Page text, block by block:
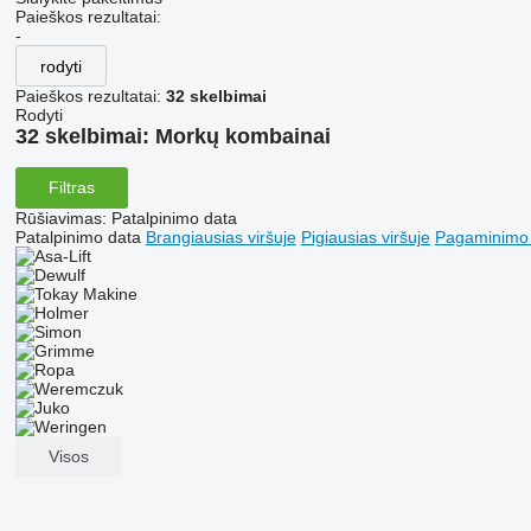
Paieškos rezultatai:
-
rodyti
Paieškos rezultatai: 32 skelbimai
Rodyti
32 skelbimai: Morkų kombainai
Filtras
Rūšiavimas: Patalpinimo data
Patalpinimo data Brangiausias viršuje Pigiausias viršuje
Visos